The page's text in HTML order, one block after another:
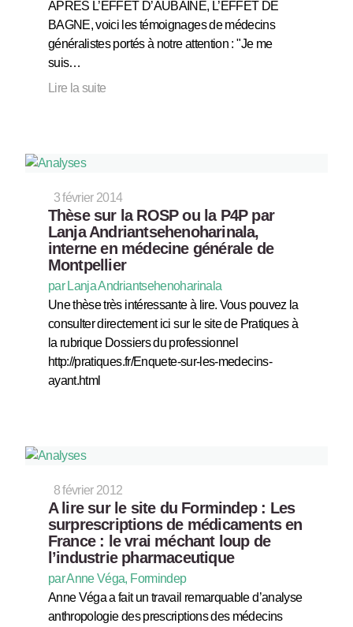
APRES L’EFFET D’AUBAINE, L’EFFET DE
BAGNE, voici les témoignages de médecins
généralistes portés à notre attention : "Je me
suis…
Lire la suite
3 février 2014
Thèse sur la ROSP ou la P4P par
Lanja Andriantsehenoharinala,
interne en médecine générale de
Montpellier
par Lanja Andriantsehenoharinala
Une thèse très intéressante à lire. Vous pouvez la
consulter directement ici sur le site de Pratiques à
la rubrique Dossiers du professionnel
http://pratiques.fr/Enquete-sur-les-medecins-
ayant.html
8 février 2012
A lire sur le site du Formindep : Les
surprescriptions de médicaments en
France : le vrai méchant loup de
l’industrie pharmaceutique
par Anne Véga, Formindep
Anne Véga a fait un travail remarquable d’analyse
anthropologie des prescriptions des médecins